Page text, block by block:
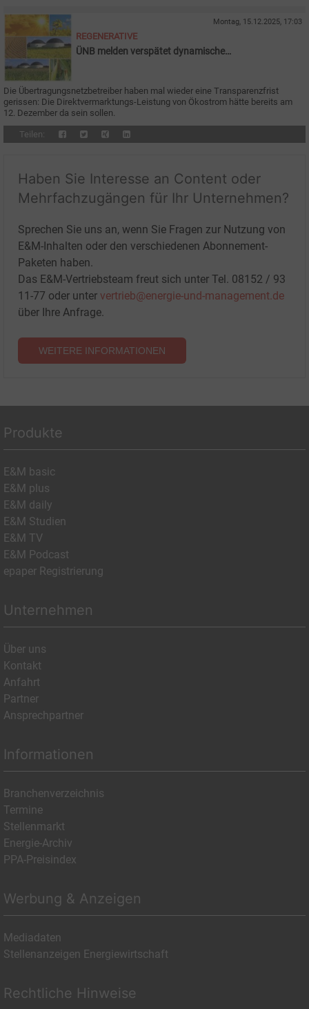
Montag, 15.12.2025, 17:03
REGENERATIVE
ÜNB melden verspätet dynamische
Die Übertragungsnetzbetreiber haben mal wieder eine Transparenzfrist
gerissen: Die Direktvermarktungs-Leistung von Ökostrom hätte bereits am
12. Dezember da sein sollen.
Teilen:
Haben Sie Interesse an Content oder
Mehrfachzugängen für Ihr Unternehmen?
Sprechen Sie uns an, wenn Sie Fragen zur Nutzung von
E&M-Inhalten oder den verschiedenen Abonnement-
Paketen haben.
Das E&M-Vertriebsteam freut sich unter Tel. 08152 / 93
11-77 oder unter vertrieb@energie-und-management.de
über Ihre Anfrage.
WEITERE INFORMATIONEN
Produkte
E&M basic
E&M plus
E&M daily
E&M Studien
E&M TV
E&M Podcast
epaper Registrierung
Unternehmen
Über uns
Kontakt
Anfahrt
Partner
Ansprechpartner
Informationen
Branchenverzeichnis
Termine
Stellenmarkt
Energie-Archiv
PPA-Preisindex
Werbung & Anzeigen
Mediadaten
Stellenanzeigen Energiewirtschaft
Rechtliche Hinweise